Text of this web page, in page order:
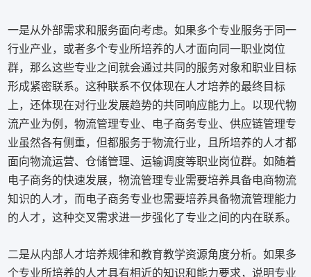
一是从外部需求和服务面向考虑。如果多个专业服务于同一
行业产业，或者多个专业所培养的人才面向同一职业岗位
群，那么这些专业之间就会通过共同的服务对象和职业目标
形成紧密联系。这种联系不仅体现在人才培养的最终目标
上，还体现在对行业发展趋势的共同响应能力上。以现代物
流产业为例，物流管理专业、电子商务专业、供应链管理专
业虽然各有侧重，但都服务于物流行业，且所培养的人才都
面向物流运营、仓储管理、运输调度等职业岗位群。如随着
电子商务的快速发展，物流管理专业需要培养具备电商物流
知识的人才，而电子商务专业也需要培养具备物流管理能力
的人才，这种交叉需求进一步强化了专业之间的内在联系。
二是从内部人才培养规律和教育教学资源角度分析。如果多
个专业所培养的人才具有相近的知识和能力要求，说明专业